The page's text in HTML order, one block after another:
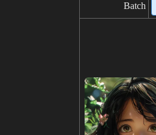
Batch